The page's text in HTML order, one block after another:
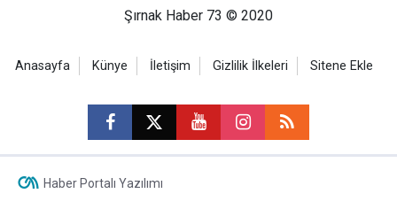
Şırnak Haber 73 © 2020
Anasayfa Künye İletişim Gizlilik İlkeleri Sitene Ekle
Haber Portalı Yazılımı